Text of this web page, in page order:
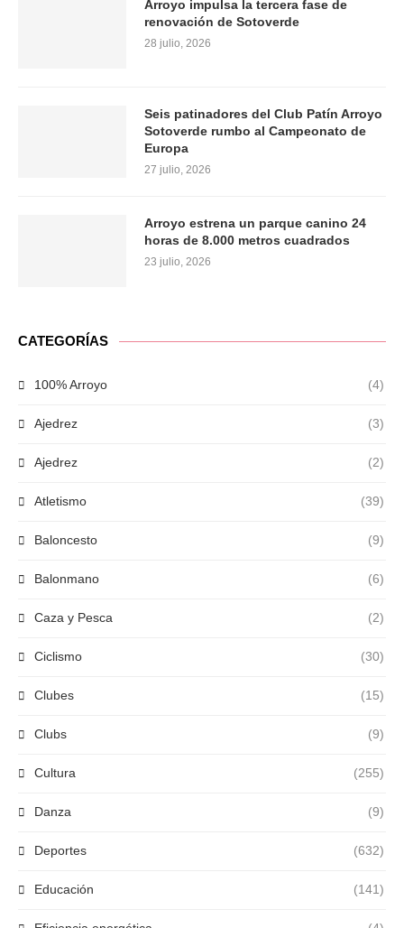
Arroyo impulsa la tercera fase de
renovación de Sotoverde
28 julio, 2026
Seis patinadores del Club Patín Arroyo
Sotoverde rumbo al Campeonato de
Europa
27 julio, 2026
Arroyo estrena un parque canino 24
horas de 8.000 metros cuadrados
23 julio, 2026
CATEGORÍAS
100% Arroyo (4)
Ajedrez (3)
Ajedrez (2)
Atletismo (39)
Baloncesto (9)
Balonmano (6)
Caza y Pesca (2)
Ciclismo (30)
Clubes (15)
Clubs (9)
Cultura (255)
Danza (9)
Deportes (632)
Educación (141)